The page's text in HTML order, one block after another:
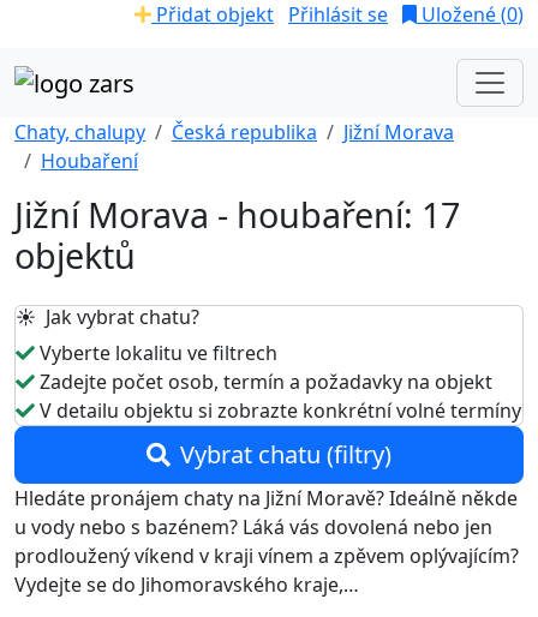
Přidat objekt Přihlásit se Uložené (0)
Chaty, chalupy Česká republika
Jižní Morava
Houbaření
Jižní Morava - houbaření: 17
objektů
☀️ Jak vybrat chatu?
Vyberte lokalitu ve filtrech
Zadejte počet osob, termín a požadavky na objekt
V detailu objektu si zobrazte konkrétní volné termíny
Vybrat chatu (filtry)
Hledáte pronájem chaty na Jižní Moravě? Ideálně někde
u vody nebo s bazénem? Láká vás dovolená nebo jen
prodloužený víkend v kraji vínem a zpěvem oplývajícím?
Vydejte se do Jihomoravského kraje,…